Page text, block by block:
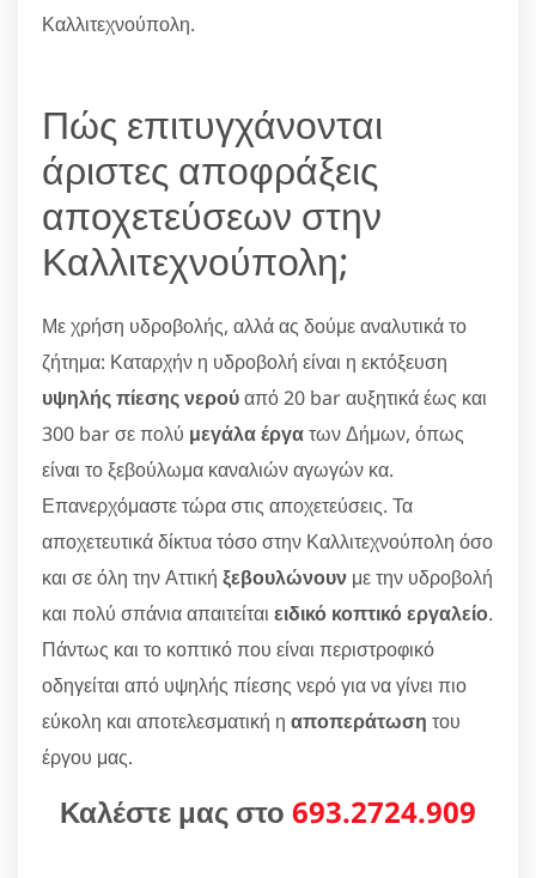
Καλλιτεχνούπολη.
Πώς επιτυγχάνονται
άριστες αποφράξεις
αποχετεύσεων στην
Καλλιτεχνούπολη;
Με χρήση υδροβολής, αλλά ας δούμε αναλυτικά το
ζήτημα: Καταρχήν η υδροβολή είναι η εκτόξευση
υψηλής πίεσης νερούαπό 20 bar αυξητικά έως και
300 bar σε πολύ μεγάλα έργατων Δήμων, όπως
είναι το ξεβούλωμα καναλιών αγωγών κα.
Επανερχόμαστε τώρα στις αποχετεύσεις. Τα
αποχετευτικά δίκτυα τόσο στην Καλλιτεχνούπολη όσο
και σε όλη την Αττική ξεβουλώνουν με την υδροβολή
και πολύ σπάνια απαιτείται ειδικό κοπτικό εργαλείο.
Πάντως και το κοπτικό που είναι περιστροφικό
οδηγείται από υψηλής πίεσης νερό για να γίνει πιο
εύκολη και αποτελεσματική η αποπεράτωση του
έργου μας.
Καλέστε μας στο 693.2724.909